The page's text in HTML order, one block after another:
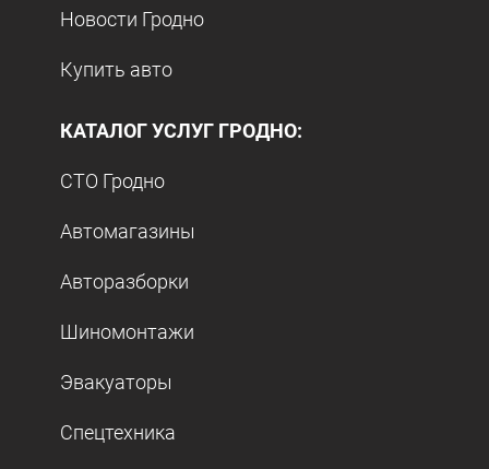
Новости Гродно
Купить авто
КАТАЛОГ УСЛУГ ГРОДНО:
СТО Гродно
Автомагазины
Авторазборки
Шиномонтажи
Эвакуаторы
Спецтехника